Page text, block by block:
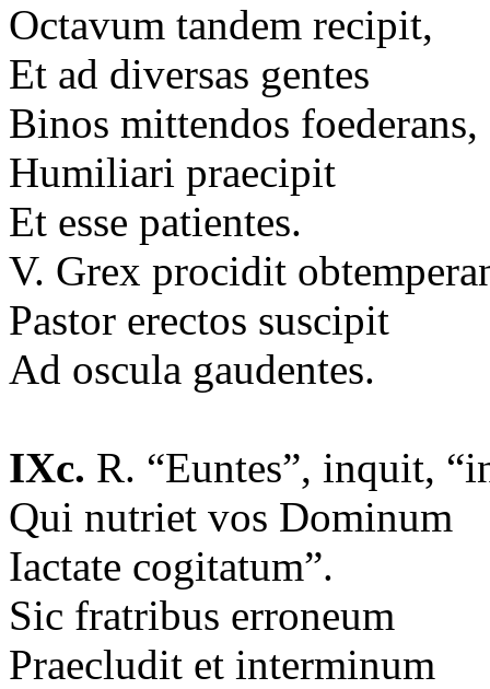
Octavum tandem recipit,
Et ad diversas gentes
Binos mittendos foederans,
Humiliari praecipit
Et esse patientes.
V. Grex procidit
Pastor erectos suscipit
Ad oscula gaudentes.
IXc. R. “Euntes”, inquit,
Qui nutriet vos Dominum
Iactate cogitatum”.
Sic fratribus erroneum
Praecludit et interminum